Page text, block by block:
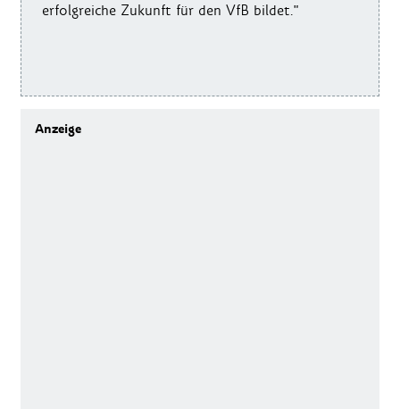
erfolgreiche Zukunft für den VfB bildet."